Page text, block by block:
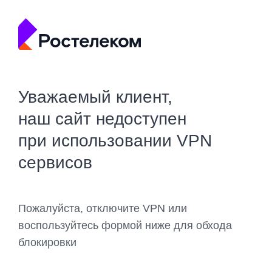
Уважаемый клиент,
наш сайт недоступен
при использовании VPN
сервисов
Пожалуйста, отключите VPN или
воспользуйтесь формой ниже для обхода
блокировки